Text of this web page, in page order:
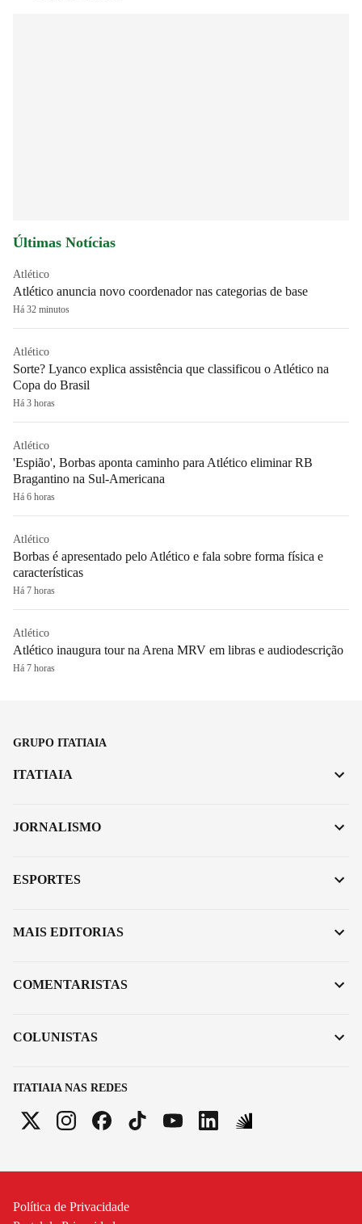
Últimas Notícias
Atlético
Atlético anuncia novo coordenador nas categorias de base
Há 32 minutos
Atlético
Sorte? Lyanco explica assistência que classificou o Atlético na
Copa do Brasil
Há 3 horas
Atlético
'Espião', Borbas aponta caminho para Atlético eliminar RB
Bragantino na Sul-Americana
Há 6 horas
Atlético
Borbas é apresentado pelo Atlético e fala sobre forma física e
características
Há 7 horas
Atlético
Atlético inaugura tour na Arena MRV em libras e audiodescrição
Há 7 horas
GRUPO ITATIAIA
ITATIAIA NAS REDES
ITATIAIA
JORNALISMO
ESPORTES
MAIS EDITORIAS
COMENTARISTAS
COLUNISTAS
Política de Privacidade